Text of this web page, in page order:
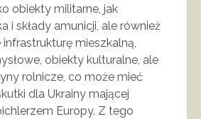
obiekty militarne, jak
i składy amunicji, ale również
mieszkalną,
obiekty kulturalne, ale
rolnicze, co może mieć
dla Ukrainy mającej
Europy. Z tego